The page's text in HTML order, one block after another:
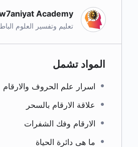
Academy
تعليم وتفسير العلوم
المواد تشمل
اسرار علم الحروف والارقام
علاقة الارقام بالسحر
الارقام وفك الشفرات
ما هى دائرة الحياة